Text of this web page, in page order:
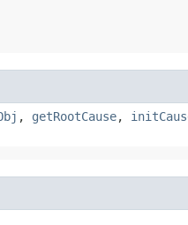
, getRootCause,